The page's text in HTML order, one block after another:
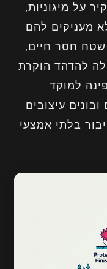
על מיגוניות,
מעניקים להם
שטח חסר חיים,
להדהד הוקרת
למוקד
עיצובים
בלתי אמצעי